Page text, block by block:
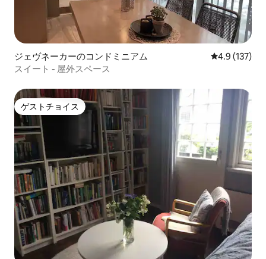
ジェヴネーカーのコンドミニアム レビュー137
4.9 (137)
スイート - 屋外スペース
ゲストチョイス
ゲストチョイス